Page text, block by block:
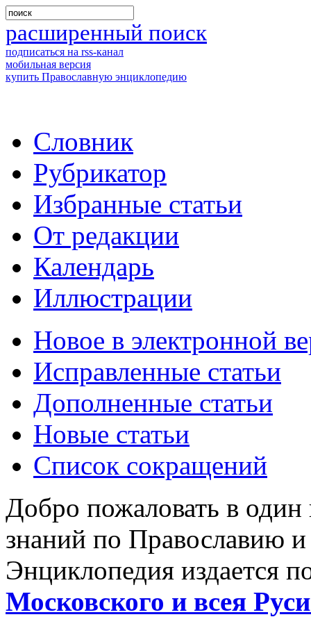
расширенный поиск
подписаться на rss-канал
мобильная версия
купить Православную энциклопедию
Словник
Рубрикатор
Избранные статьи
От редакции
Календарь
Иллюстрации
Новое в электронной
Исправленные статьи
Дополненные статьи
Новые статьи
Список сокращений
Добро пожаловать в
знаний по Православию
Энциклопедия издается
Московского и всея